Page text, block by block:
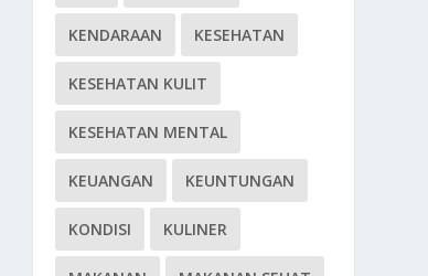
KENDARAAN KESEHATAN
KESEHATAN KULIT
KESEHATAN MENTAL
KEUANGAN KEUNTUNGAN
KONDISI KULINER